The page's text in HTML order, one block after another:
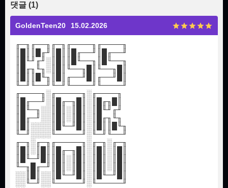
댓글 (1)
GoldenTeen20 15.02.2026
╓─╖╓──╖╓─╖╓────╖╓────╖
║█║║█╓╜║█║║█╓──╜║█╓──╜
║█╙╜╓╜░║█║║█╙──╖║█╙──╖
║█╓╖╙╖░║█║╙──╖█║╙──╖█║
║█║║█╙╖║█║╓──╜█║╓──╜█║
╙─╜╙──╜╙─╜╙────╜╙────╜
╓────╖░╓─────╖░╓────╖
║█╓──╜░║█╓─╖█║░║█╓╖█║
║█╙─╖░░║█║░║█║░║█╙╜╓╜
║█╓─╜░░║█║░║█║░║█╓╖╙╖
║█║░░░░║█╙─╜█║░║█║║█╙╖
╙─╜░░░░╙─────╜░╙─╜╙──╜
╓─╖░╓─╖╓─────╖░╓─╖░╓─╖
║█║░║█║║█╓─╖█║░║█║░║█║
║█╙─╜█║║█║░║█║░║█║░║█║
╙─╖█╓─╜║█║░║█║░║█║░║█║
░░║█║░░║█╙─╜█║░║█╙─╜█║
░░╙─╜░░╙─────╜░╙─────╜